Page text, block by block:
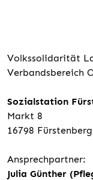
Volkssolidarität
Verbandsbereich
Sozialstation
Markt 8
16798 Fürstenberg
Ansprechpartner:
Julia Günther